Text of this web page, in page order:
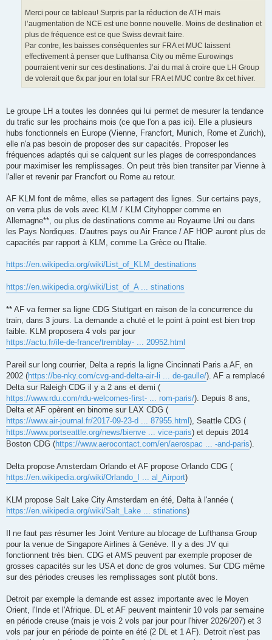
Merci pour ce tableau! Surpris par la réduction de ATH mais
l’augmentation de NCE est une bonne nouvelle. Moins de destination et
plus de fréquence est ce que Swiss devrait faire.
Par contre, les baisses conséquentes sur FRA et MUC laissent
effectivement à penser que Lufthansa City ou même Eurowings
pourraient venir sur ces destinations. J’ai du mal à croire que LH Group
de volerait que 6x par jour en total sur FRA et MUC contre 8x cet hiver.
Le groupe LH a toutes les données qui lui permet de mesurer la tendance
du trafic sur les prochains mois (ce que l'on a pas ici). Elle a plusieurs
hubs fonctionnels en Europe (Vienne, Francfort, Munich, Rome et Zurich),
elle n'a pas besoin de proposer des sur capacités. Proposer les
fréquences adaptés qui se calquent sur les plages de correspondances
pour maximiser les remplissages. On peut très bien transiter par Vienne à
l'aller et revenir par Francfort ou Rome au retour.
AF KLM font de même, elles se partagent des lignes. Sur certains pays,
on verra plus de vols avec KLM / KLM Cityhopper comme en
Allemagne**, ou plus de destinations comme au Royaume Uni ou dans
les Pays Nordiques. D'autres pays ou Air France / AF HOP auront plus de
capacités par rapport à KLM, comme La Grèce ou l'Italie.
https://en.wikipedia.org/wiki/List_of_KLM_destinations
https://en.wikipedia.org/wiki/List_of_A ... stinations
** AF va fermer sa ligne CDG Stuttgart en raison de la concurrence du
train, dans 3 jours. La demande a chuté et le point à point est bien trop
faible. KLM proposera 4 vols par jour
https://actu.fr/ile-de-france/tremblay- ... 20952.html
Pareil sur long courrier, Delta a repris la ligne Cincinnati Paris a AF, en
2002 (https://be-nky.com/cvg-and-delta-air-li ... de-gaulle/). AF a remplacé
Delta sur Raleigh CDG il y a 2 ans et demi (
https://www.rdu.com/rdu-welcomes-first- ... rom-paris/). Depuis 8 ans,
Delta et AF opèrent en binome sur LAX CDG (
https://www.air-journal.fr/2017-09-23-d ... 87955.html ), Seattle CDG (
https://www.portseattle.org/news/bienve ... vice-paris) et depuis 2014
Boston CDG (https://www.aerocontact.com/en/aerospac ... -and-paris).
Delta propose Amsterdam Orlando et AF propose Orlando CDG (
https://en.wikipedia.org/wiki/Orlando_I ... al_Airport)
KLM propose Salt Lake City Amsterdam en été, Delta à l'année (
https://en.wikipedia.org/wiki/Salt_Lake ... stinations)
Il ne faut pas résumer les Joint Venture au blocage de Lufthansa Group
pour la venue de Singapore Airlines à Genève. Il y a des JV qui
fonctionnent très bien. CDG et AMS peuvent par exemple proposer de
grosses capacités sur les USA et donc de gros volumes. Sur CDG même
sur des périodes creuses les remplissages sont plutôt bons.
Detroit par exemple la demande est assez importante avec le Moyen
Orient, l'Inde et l'Afrique. DL et AF peuvent maintenir 10 vols par semaine
en période creuse (mais je vois 2 vols par jour pour l'hiver 2026/207) et 3
vols par jour en période de pointe en été (2 DL et 1 AF). Detroit n'est pas